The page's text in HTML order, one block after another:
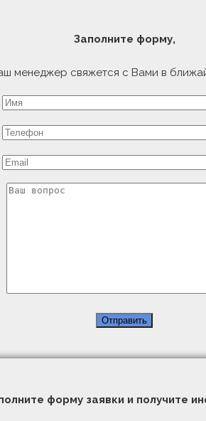
Заполните форму,
менеджер свяжется с Вами в
форму заявки и получите